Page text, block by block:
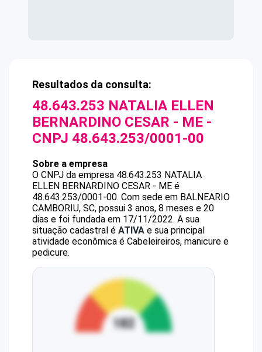
Resultados da consulta:
48.643.253 NATALIA ELLEN
BERNARDINO CESAR - ME -
CNPJ 48.643.253/0001-00
Sobre a empresa
O CNPJ da empresa 48.643.253 NATALIA
ELLEN BERNARDINO CESAR - ME é
48.643.253/0001-00. Com sede em BALNEARIO
CAMBORIU, SC, possui 3 anos, 8 meses e 20
dias e foi fundada em 17/11/2022. A sua
situação cadastral é ATIVA e sua principal
atividade econômica é Cabeleireiros, manicure e
pedicure.